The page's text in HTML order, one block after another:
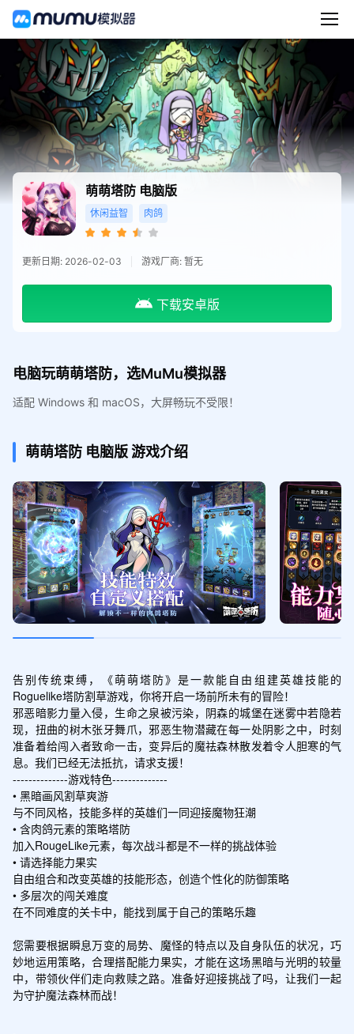
萌萌塔防 电脑版
休闲益智 肉鸽
更新日期: 2026-02-03 游戏厂商: 暂无
下载安卓版
电脑玩萌萌塔防，选MuMu模拟器
适配 Windows 和 macOS，大屏畅玩不受限！
萌萌塔防 电脑版游戏介绍
告别传统束缚，《萌萌塔防》是一款能自由组建英雄技能的
Roguelike塔防割草游戏，你将开启一场前所未有的冒险！
邪恶暗影力量入侵，生命之泉被污染，阴森的城堡在迷雾中若隐若
现，扭曲的树木张牙舞爪，邪恶生物潜藏在每一处阴影之中，时刻
准备着给闯入者致命一击，变异后的魔祛森林散发着令人胆寒的气
息。我们已经无法抵抗，请求支援！
--------------游戏特色--------------
• 黑暗画风割草爽游
与不同风格，技能多样的英雄们一同迎接魔物狂潮
• 含肉鸽元素的策略塔防
加入RougeLike元素，每次战斗都是不一样的挑战体验
• 请选择能力果实
自由组合和改变英雄的技能形态，创造个性化的防御策略
• 多层次的闯关难度
在不同难度的关卡中，能找到属于自己的策略乐趣
您需要根据瞬息万变的局势、魔怪的特点以及自身队伍的状况，巧
妙地运用策略，合理搭配能力果实，才能在这场黑暗与光明的较量
中，带领伙伴们走向救赎之路。准备好迎接挑战了吗，让我们一起
为守护魔法森林而战！